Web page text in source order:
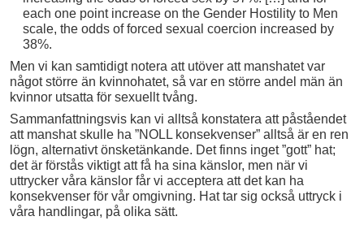
each one point increase on the Gender Hostility to Men
scale, the odds of forced sexual coercion increased by
38%.
Men vi kan samtidigt notera att utöver att manshatet var
något större än kvinnohatet, så var en större andel män än
kvinnor utsatta för sexuellt tvång.
Sammanfattningsvis kan vi alltså konstatera att påståendet
att manshat skulle ha ”NOLL konsekvenser” alltså är en ren
lögn, alternativt önsketänkande. Det finns inget ”gott” hat;
det är förstås viktigt att få ha sina känslor, men när vi
uttrycker våra känslor får vi acceptera att det kan ha
konsekvenser för vår omgivning. Hat tar sig också uttryck i
våra handlingar, på olika sätt.